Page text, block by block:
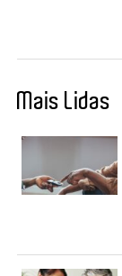
Mais Lidas